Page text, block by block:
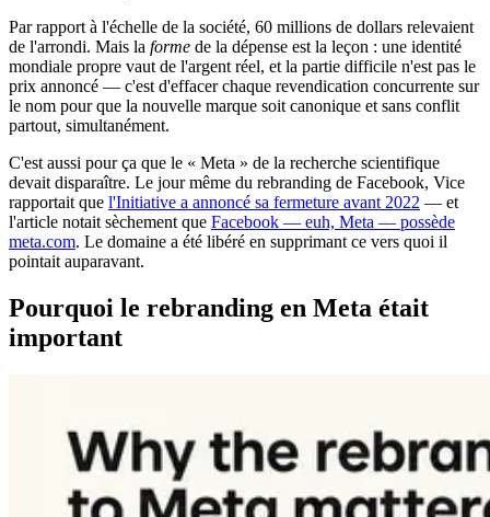
Par rapport à l'échelle de la société, 60 millions de dollars relevaient
de l'arrondi. Mais la forme de la dépense est la leçon : une identité
mondiale propre vaut de l'argent réel, et la partie difficile n'est pas le
prix annoncé — c'est d'effacer chaque revendication concurrente sur
le nom pour que la nouvelle marque soit canonique et sans conflit
partout, simultanément.
C'est aussi pour ça que le « Meta » de la recherche scientifique
devait disparaître. Le jour même du rebranding de Facebook, Vice
rapportait que l'Initiative a annoncé sa fermeture avant 2022 — et
l'article notait sèchement que Facebook — euh, Meta — possède
meta.com. Le domaine a été libéré en supprimant ce vers quoi il
pointait auparavant.
Pourquoi le rebranding en Meta était
important